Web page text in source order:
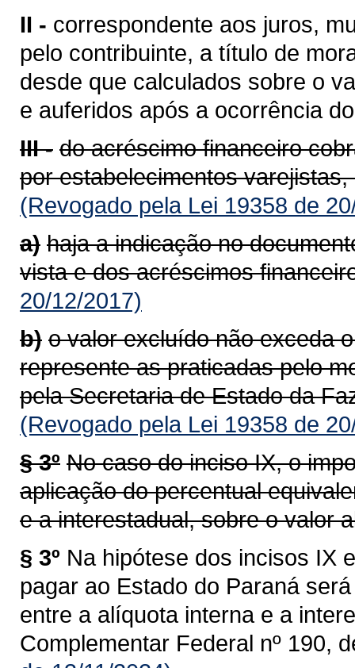
II - correspondente aos juros,
pelo contribuinte, a título de
desde que calculados sobre o
e auferidos após a ocorrência
III - do acréscimo financeiro
por estabelecimentos
(Revogado pela Lei 19358 de
a) haja a indicação no
vista e dos acréscimos
20/12/2017)
b) o valor excluído não exceda
represente as praticadas pelo
pela Secretaria de Estado da
(Revogado pela Lei 19358 de
§ 3º No caso do inciso IX, o
aplicação do percentual
e a interestadual, sobre o valor
§ 3º Na hipótese dos incisos IX
pagar ao Estado do Paraná
entre a alíquota interna e a
Complementar Federal nº 190,